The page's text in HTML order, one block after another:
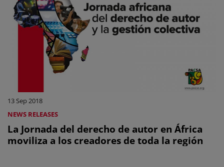
13 Sep 2018
NEWS RELEASES
La Jornada del derecho de autor en África
moviliza a los creadores de toda la región